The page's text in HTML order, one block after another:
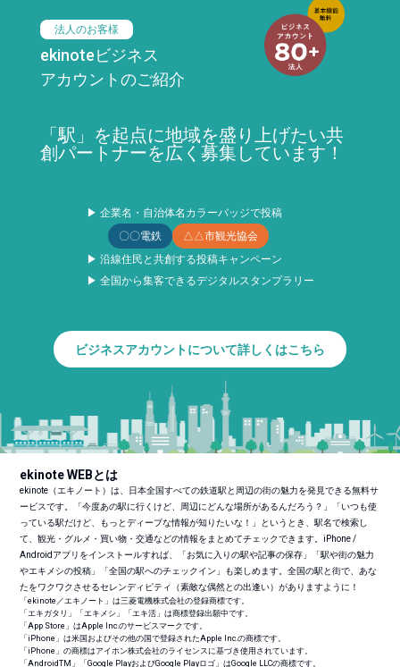
法人のお客様
ekinoteビジネス
アカウントのご紹介
「駅」を起点に地域を盛り上げたい共
創パートナーを広く募集しています！
▶ 企業名・自治体名カラーバッジで投稿
〇〇電鉄
△△市観光協会
▶ 沿線住民と共創する投稿キャンペーン
▶ 全国から集客できるデジタルスタンプラリー
ビジネスアカウントについて詳しくはこちら
ekinote WEBとは
ekinote（エキノート）は、日本全国すべての鉄道駅と周辺の街の魅力を発見できる無料サ
ービスです。「今度あの駅に行くけど、周辺にどんな場所があるんだろう？」「いつも使
っている駅だけど、もっとディープな情報が知りたいな！」というとき、駅名で検索し
て、観光・グルメ・買い物・交通などの情報をまとめてチェックできます。iPhone /
Androidアプリをインストールすれば、「お気に入りの駅や記事の保存」「駅や街の魅力
やエキメシの投稿」「全国の駅へのチェックイン」も楽しめます。全国の駅と街で、あな
たをワクワクさせるセレンディピティ（素敵な偶然との出逢い）がありますように！
「ekinote／エキノート」は三菱電機株式会社の登録商標です。
「エキガタリ」「エキメシ」「エキ活」は商標登録出願中です。
「App Store」はApple Inc.のサービスマークです。
「iPhone」は米国およびその他の国で登録されたApple Inc.の商標です。
「iPhone」の商標はアイホン株式会社のライセンスに基づき使用されています。
「AndroidTM 」「Google PlayおよびGoogle Playロゴ」はGoogle LLCの商標です。